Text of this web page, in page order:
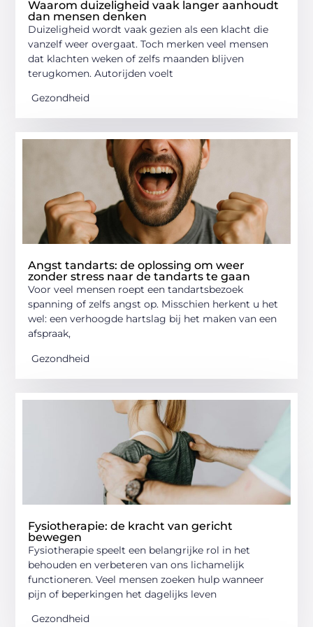
Waarom duizeligheid vaak langer aanhoudt
dan mensen denken
Duizeligheid wordt vaak gezien als een klacht die
vanzelf weer overgaat. Toch merken veel mensen
dat klachten weken of zelfs maanden blijven
terugkomen. Autorijden voelt
Gezondheid
Angst tandarts: de oplossing om weer
zonder stress naar de tandarts te gaan
Voor veel mensen roept een tandartsbezoek
spanning of zelfs angst op. Misschien herkent u het
wel: een verhoogde hartslag bij het maken van een
afspraak,
Gezondheid
Fysiotherapie: de kracht van gericht
bewegen
Fysiotherapie speelt een belangrijke rol in het
behouden en verbeteren van ons lichamelijk
functioneren. Veel mensen zoeken hulp wanneer
pijn of beperkingen het dagelijks leven
Gezondheid